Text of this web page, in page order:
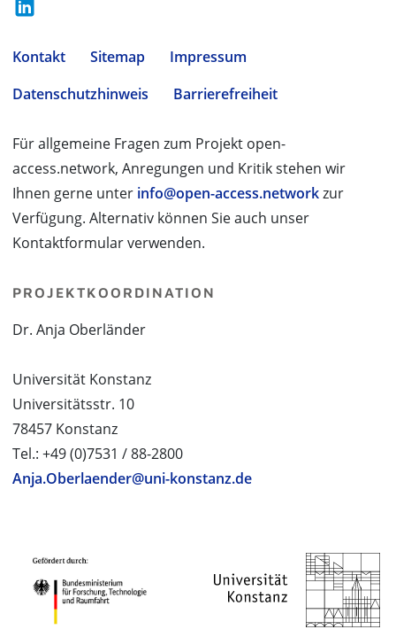
Kontakt Sitemap
Impressum
Datenschutzhinweis
Barrierefreiheit
Für allgemeine Fragen zum Projekt open-
access.network, Anregungen und Kritik stehen wir
Ihnen gerne unter info@open-access.networkzur
Verfügung. Alternativ können Sie auch unser
Kontaktformular verwenden.
PROJEKTKOORDINATION
Dr. Anja Oberländer
Universität Konstanz
Universitätsstr. 10
78457 Konstanz
Tel.: +49 (0)7531 / 88-2800
Anja.Oberlaender@uni-konstanz.de